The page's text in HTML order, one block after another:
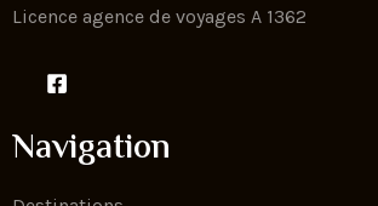
Licence agence de voyages A 1362
Navigation